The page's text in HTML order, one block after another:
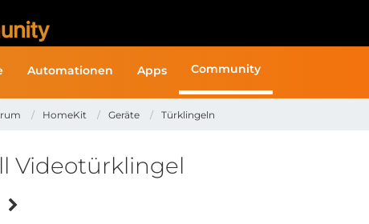
Automationen Apps Community
HomeKit Geräte Türklingeln
Videotürklingel